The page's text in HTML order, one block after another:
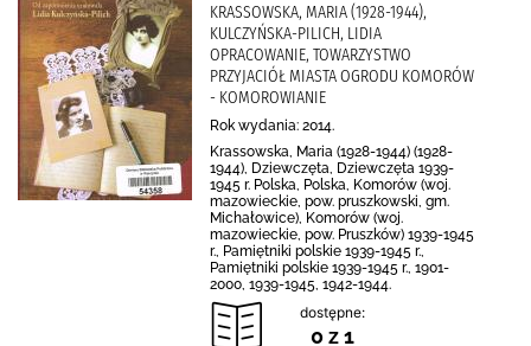
KRASSOWSKA, MARIA (1928-1944),
KULCZYŃSKA-PILICH, LIDIA
OPRACOWANIE, TOWARZYSTWO
PRZYJACIÓŁ MIASTA OGRODU KOMORÓW
- KOMOROWIANIE
Rok wydania: 2014.
Krassowska, Maria (1928-1944) (1928-
1944), Dziewczęta, Dziewczęta 1939-
1945 r. Polska, Polska, Komorów (woj.
mazowieckie, pow. pruszkowski, gm.
Michałowice), Komorów (woj.
mazowieckie, pow. Pruszków) 1939-1945
r., Pamiętniki polskie 1939-1945 r.,
Pamiętniki polskie 1939-1945 r., 1901-
2000, 1939-1945, 1942-1944.
dostępne:
0 z 1